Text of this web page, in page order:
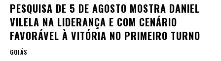
PESQUISA DE 5 DE AGOSTO MOSTRA DANIEL
VILELA NA LIDERANÇA E COM CENÁRIO
FAVORÁVEL À VITÓRIA NO PRIMEIRO TURNO
GOIÁS